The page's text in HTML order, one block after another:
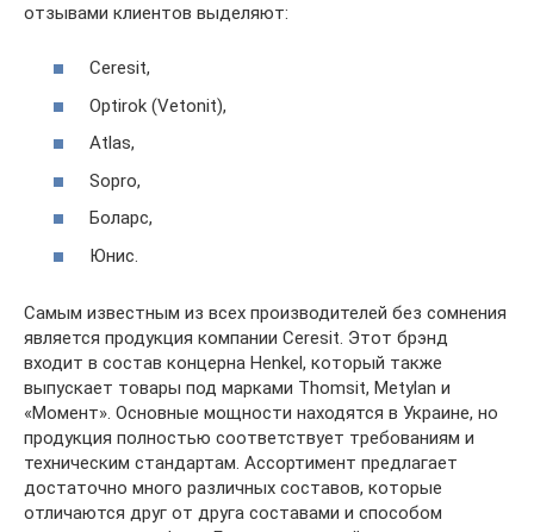
отзывами клиентов выделяют:
Ceresit,
Optirok (Vetonit),
Atlas,
Sopro,
Боларс,
Юнис.
Самым известным из всех производителей без сомнения
является продукция компании Ceresit. Этот брэнд
входит в состав концерна Henkel, который также
выпускает товары под марками Thomsit, Metylan и
«Момент». Основные мощности находятся в Украине, но
продукция полностью соответствует требованиям и
техническим стандартам. Ассортимент предлагает
достаточно много различных составов, которые
отличаются друг от друга составами и способом